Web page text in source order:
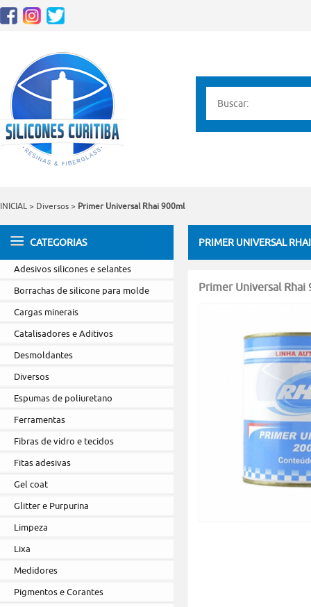
INICIAL > Diversos > Primer Universal Rhai 900ml
CATEGORIAS
Adesivos silicones e selantes
Borrachas de silicone para molde
Cargas minerais
Catalisadores e Aditivos
Desmoldantes
Diversos
Espumas de poliuretano
Ferramentas
Fibras de vidro e tecidos
Fitas adesivas
Gel coat
Glitter e Purpurina
Limpeza
Lixa
Medidores
Pigmentos e Corantes
PRIMER UNIVERSAL
Primer Universal Rhai